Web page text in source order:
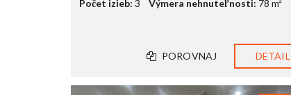
Počet izieb: 3 Výmera nehnuteľnosti: 78 m²
POROVNAJ DETAIL